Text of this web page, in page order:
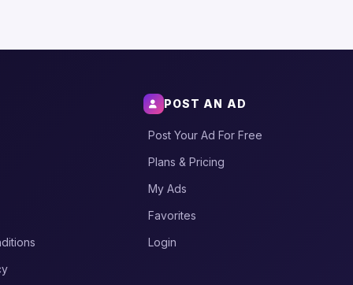
POST AN AD
Post Your Ad For Free
Plans & Pricing
My Ads
Favorites
Login